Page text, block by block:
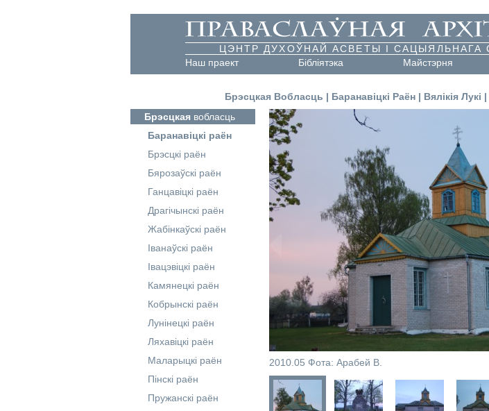
ЦЭНТР ДУХОЎНАЙ АСВЕТЫ І САЦЫЯЛЬНАГА
Наш праект
Бібліятэка Майстэрня
Брэсцкая Вобласць | Баранавіцкі Раён| Вялікія Лукі |
Брэсцкаявобласць
Баранавіцкі раён
Брэсцкі раён
Бярозаўскі раён
Ганцавіцкі раён
Драгічынскі раён
Жабінкаўскі раён
Іванаўскі раён
Івацэвіцкі раён
Камянецкі раён
Кобрынскі раён
Лунінецкі раён
Ляхавіцкі раён
Маларыцкі раён
Пінскі раён
Пружанскі раён
2010.05 Фота: Арабей В.